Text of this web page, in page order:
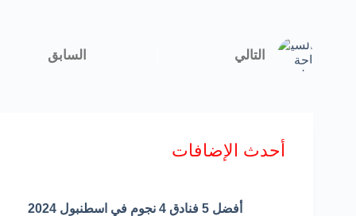
أحدث الإضافات
أفضل 5 فنادق 4 نجوم في اسطنبول 2024